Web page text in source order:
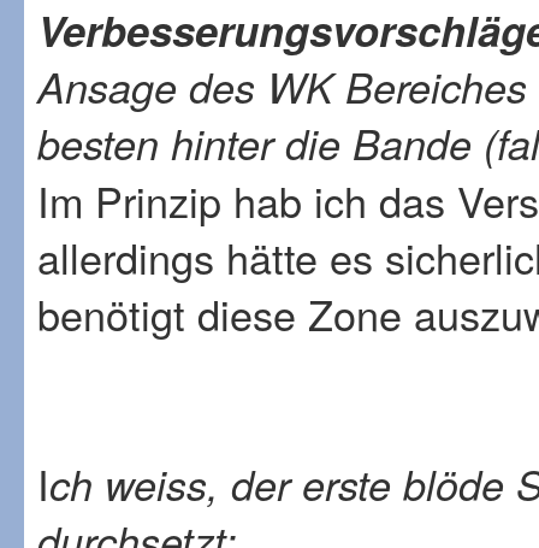
Ansage des WK
besten hinter die Bande
Im Prinzip hab ich das
allerdings hätte es
benötigt diese Zone
Ich weiss, der erste blöde